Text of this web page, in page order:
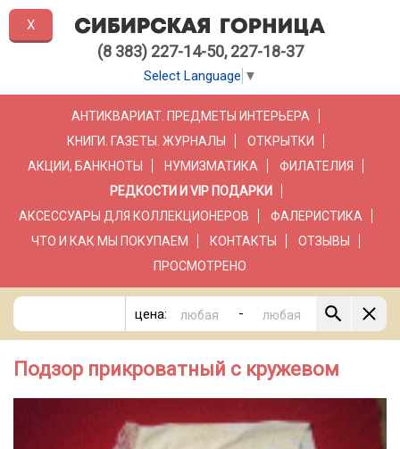
(8 383) 227-14-50, 227-18-37
Select Language ▼
АНТИКВАРИАТ. ПРЕДМЕТЫ ИНТЕРЬЕРА
КНИГИ. ГАЗЕТЫ. ЖУРНАЛЫ
ОТКРЫТКИ
АКЦИИ, БАНКНОТЫ
НУМИЗМАТИКА
ФИЛАТЕЛИЯ
РЕДКОСТИ И VIP ПОДАРКИ
АКСЕССУАРЫ ДЛЯ КОЛЛЕКЦИОНЕРОВ
ФАЛЕРИСТИКА
ЧТО И КАК МЫ ПОКУПАЕМ
КОНТАКТЫ
ОТЗЫВЫ
ПРОСМОТРЕНО
цена: -
Подзор прикроватный с кружевом
X